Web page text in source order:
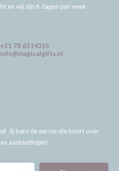
en wij zijn 6 dagen per week
+31 78 6314355
info@magicalgifts.nl
Jij bent de eerste die hoort over
aanbiedingen!